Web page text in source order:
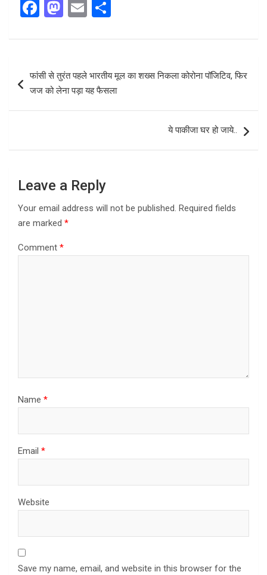
F
ce
b
o
M
st
o
d
E
ail ar
navigation
फांसी से तुरंत पहले भारतीय मूल का शख्स निकला कोरोना पॉजिटिव, फिर
जज को लेना पड़ा यह फैसला
ये पाकीजा घर हो जाये..
Leave a Reply
Your email address will not be published. Required fields
are marked *
Comment *
Name *
Email *
Website
Save my name, email, and website in this browser for the